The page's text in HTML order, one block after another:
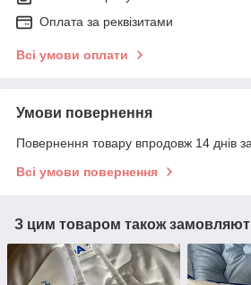
Оплата за реквізитами
Всі умови оплати
Умови повернення
Повернення товару впродовж 14 днів
Всі умови повернення
З цим товаром також